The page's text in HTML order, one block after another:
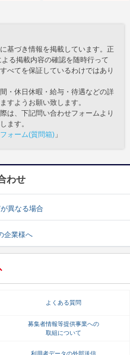
基づき情報を掲載しています。正
る掲載内容の確認を随時行って
べてを保証しているわけではあり
・休日休暇・給与・待遇などの詳
すようお願い致します。
は、下記問い合わせフォームより
ます。
ォーム(質問箱) 」
わせ
異なる場合
企業様へ
よくある質問
募集者情報等提供事業への
取組について
利用者データの外部送信